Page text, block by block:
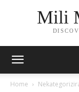
Mili
Home